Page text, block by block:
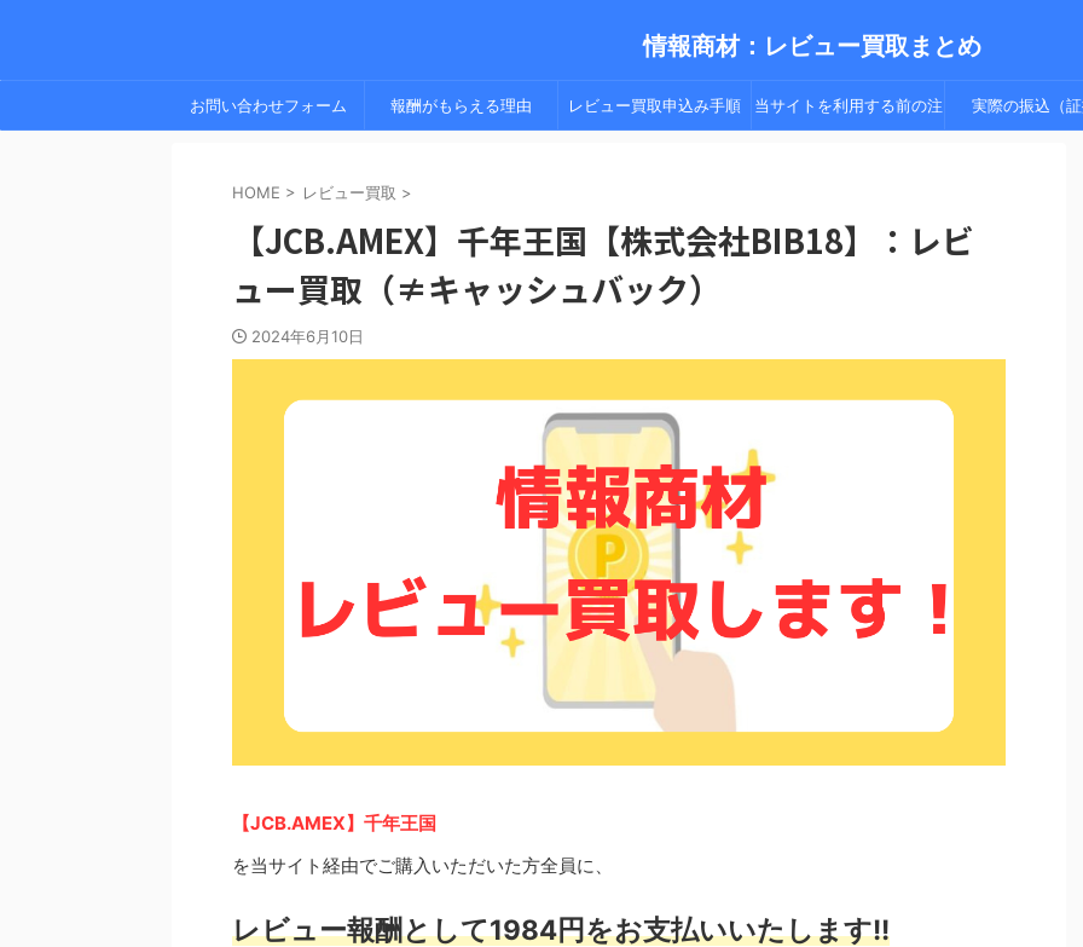
情報商材：レビュー買取まとめ
お問い合わせフォーム 報酬がもらえる理由 レビュー買取申込み手順 当サイトを利用する前の注 実際の振込（証
HOME > レビュー買取 >
【JCB.AMEX】千年王国【株式会社BIB18】：レビ
ュー買取（≠キャッシュバック）
2024年6月10日
【JCB.AMEX】千年王国
を当サイト経由でご購入いただいた方全員に、
レビュー報酬として1984円をお支払いいたします!!